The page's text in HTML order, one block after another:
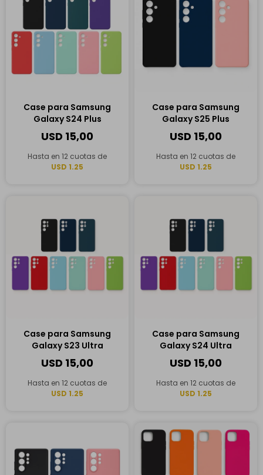
Case para Samsung
Galaxy S24 Plus
USD 15,00
Hasta en 12 cuotas de
USD 1.25
Case para Samsung
Galaxy S25 Plus
USD 15,00
Hasta en 12 cuotas de
USD 1.25
Case para Samsung
Galaxy S23 Ultra
USD 15,00
Hasta en 12 cuotas de
USD 1.25
Case para Samsung
Galaxy S24 Ultra
USD 15,00
Hasta en 12 cuotas de
USD 1.25